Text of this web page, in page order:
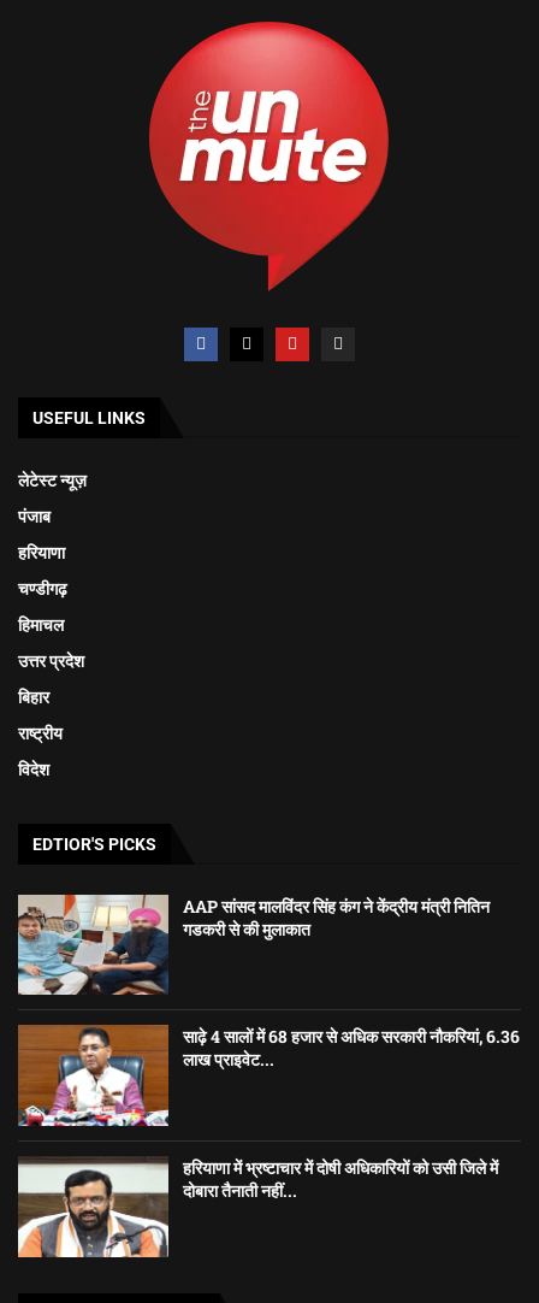
USEFUL LINKS
लेटेस्ट न्यूज़
पंजाब
हरियाणा
चण्डीगढ़
हिमाचल
उत्तर प्रदेश
बिहार
राष्ट्रीय
विदेश
EDTIOR'S PICKS
AAP सांसद मालविंदर सिंह कंग ने केंद्रीय मंत्री नितिन
गडकरी से की मुलाकात
साढ़े 4 सालों में 68 हजार से अधिक सरकारी नौकरियां, 6.36
लाख प्राइवेट...
हरियाणा में भ्रष्टाचार में दोषी अधिकारियों को उसी जिले में
दोबारा तैनाती नहीं...